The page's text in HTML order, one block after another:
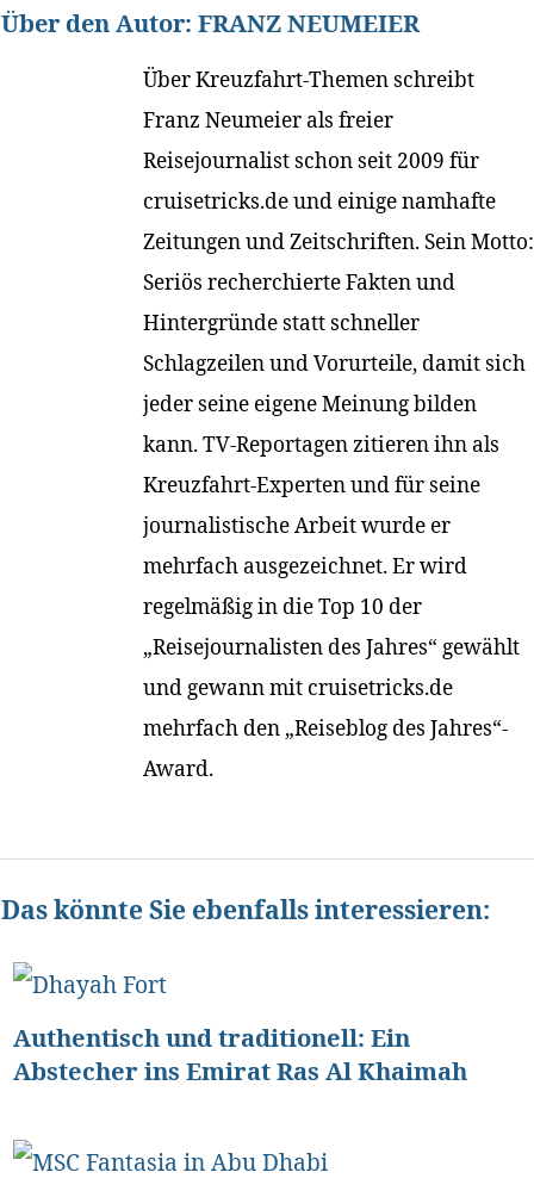
Über den Autor: FRANZ NEUMEIER
Über Kreuzfahrt-Themen schreibt
Franz Neumeier als freier
Reisejournalist schon seit 2009 für
cruisetricks.de und einige namhafte
Zeitungen und Zeitschriften. Sein Motto:
Seriös recherchierte Fakten und
Hintergründe statt schneller
Schlagzeilen und Vorurteile, damit sich
jeder seine eigene Meinung bilden
kann. TV-Reportagen zitieren ihn als
Kreuzfahrt-Experten und für seine
journalistische Arbeit wurde er
mehrfach ausgezeichnet. Er wird
regelmäßig in die Top 10 der
„Reisejournalisten des Jahres“ gewählt
und gewann mit cruisetricks.de
mehrfach den „Reiseblog des Jahres“-
Award.
Das könnte Sie ebenfalls interessieren:
Authentisch und traditionell: Ein
Abstecher ins Emirat Ras Al Khaimah